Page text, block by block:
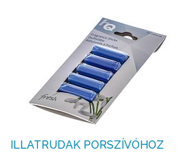
ILLATRUDAK PORSZÍVÓHOZ